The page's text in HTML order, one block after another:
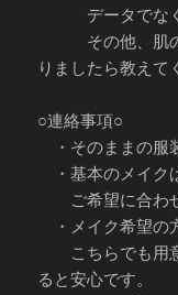
データでなく
その他、肌の
りましたら教えて
○連絡事項○
・そのままの服
・基本のメイク
ご希望に合わせ
・メイク希望の
こちらでも用意
ると安心です。